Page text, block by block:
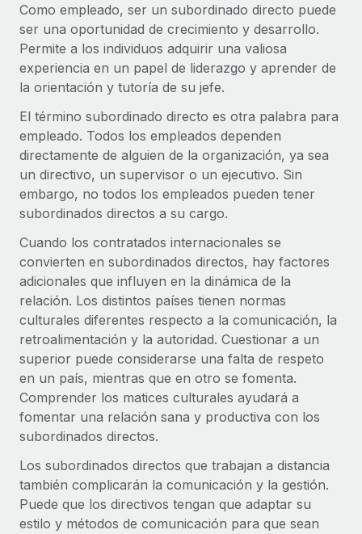
Simplifica los procesos de cribado de candidatos.
Cumplimiento normativo
Adelántate a los riesgos de cumplimiento
normativo.
Gestión de dispositivos
Proporciona dispositivos tecnológicos y contrólalos
en todo el mundo.
Apertura de entidades
Abre entidades conforme a la legalidad enseguida.
Movilidad y reubicación
Reubica a los empleados con facilidad.
Prestaciones
Gestiona las prestaciones de los empleados sin
complicaciones.
EOR y PEO
Impuestos
Explora el blog
BLOG
Novedades de producto de Remote:
Management Plus
La misión de Remote sigue siendo ayudar a empresas de
todos los tamaños a contratar, gestionar y...
Más información
Pento se convierte en un empleador equitativo
con Remote
Gestionar las nóminas internamente es complicado. Tardas
semanas en hacerlo manualmente y, al mes...
Más información
Como empleado, ser un subordinado directo puede
ser una oportunidad de crecimiento y desarrollo.
Permite a los individuos adquirir una valiosa
experiencia en un papel de liderazgo y aprender de
la orientación y tutoría de su jefe.
El término subordinado directo es otra palabra para
empleado. Todos los empleados dependen
directamente de alguien de la organización, ya sea
un directivo, un supervisor o un ejecutivo. Sin
embargo, no todos los empleados pueden tener
subordinados directos a su cargo.
Cuando los contratados internacionales se
convierten en subordinados directos, hay factores
adicionales que influyen en la dinámica de la
relación. Los distintos países tienen normas
culturales diferentes respecto a la comunicación, la
retroalimentación y la autoridad. Cuestionar a un
superior puede considerarse una falta de respeto
en un país, mientras que en otro se fomenta.
Comprender los matices culturales ayudará a
fomentar una relación sana y productiva con los
subordinados directos.
Los subordinados directos que trabajan a distancia
también complicarán la comunicación y la gestión.
Puede que los directivos tengan que adaptar su
estilo y métodos de comunicación para que sean